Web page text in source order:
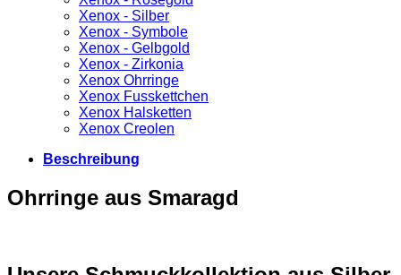
Xenox - Silber
Xenox - Symbole
Xenox - Gelbgold
Xenox - Zirkonia
Xenox Ohrringe
Xenox Fusskettchen
Xenox Halsketten
Xenox Creolen
Beschreibung
Ohrringe aus Smaragd